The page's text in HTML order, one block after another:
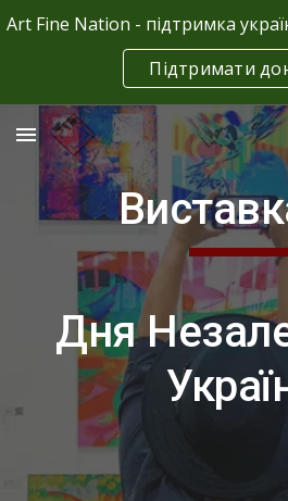
Skip to main content
Підтримати
Дня